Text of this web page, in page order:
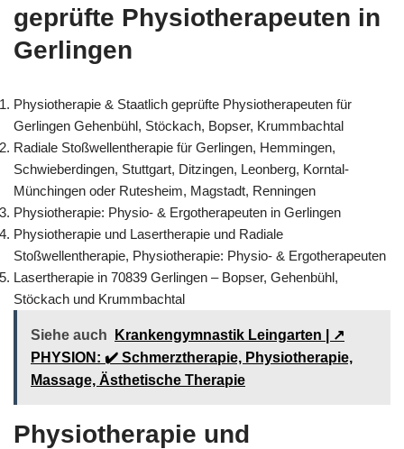
geprüfte Physiotherapeuten in
Gerlingen
Physiotherapie & Staatlich geprüfte Physiotherapeuten für
Gerlingen Gehenbühl, Stöckach, Bopser, Krummbachtal
Radiale Stoßwellentherapie für Gerlingen, Hemmingen,
Schwieberdingen, Stuttgart, Ditzingen, Leonberg, Korntal-
Münchingen oder Rutesheim, Magstadt, Renningen
Physiotherapie: Physio- & Ergotherapeuten in Gerlingen
Physiotherapie und Lasertherapie und Radiale
Stoßwellentherapie, Physiotherapie: Physio- & Ergotherapeuten
Lasertherapie in 70839 Gerlingen – Bopser, Gehenbühl,
Stöckach und Krummbachtal
Siehe auch
Krankengymnastik Leingarten | ↗️
PHYSION: ✔️ Schmerztherapie, Physiotherapie,
Massage, Ästhetische Therapie
Physiotherapie und